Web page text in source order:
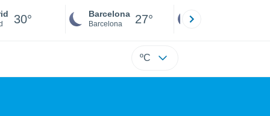
30° Barcelona
Barcelona 27°
ºC